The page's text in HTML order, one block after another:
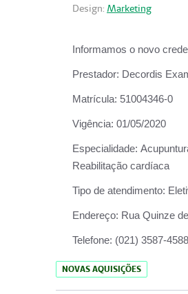
Design: Marketing
Informamos o novo
Prestador: Decordis
Matrícula: 51004346-0
Vigência: 01/05/2020
Especialidade:
Reabilitação cardíaca
Tipo de atendimento:
Endereço: Rua Quinze
Telefone: (021) 3587-
NOVAS AQUISIÇÕES